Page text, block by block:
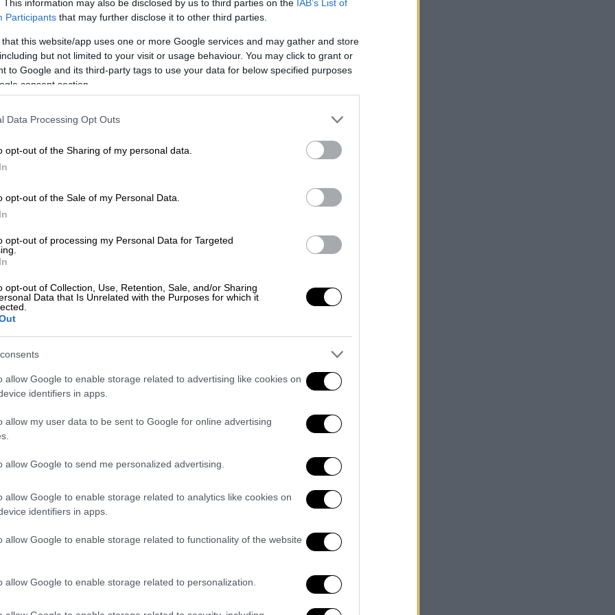
This information may also be disclosed by us to third parties on the IAB’s List of
Participants that may further disclose it to other third parties.
that this website/app uses one or more Google services and may gather and store
but not limited to your visit or usage behaviour. You may click to grant or
to Google and its third-party tags to use your data for below specified purposes
consent section.
Data Processing Opt Outs
opt-out of the Sharing of my personal data.
opt-out of the Sale of my Personal Data.
opt-out of processing my Personal Data for Targeted
opt-out of Collection, Use, Retention, Sale, and/or Sharing
Data that Is Unrelated with the Purposes for which it
allow Google to enable storage related to advertising like cookies on
identifiers in apps.
allow my user data to be sent to Google for online advertising
allow Google to send me personalized advertising.
allow Google to enable storage related to analytics like cookies on
identifiers in apps.
allow Google to enable storage related to functionality of the website
allow Google to enable storage related to personalization.
της δεύτερης που πραγματοποιεί στην
ο Στάρμερ θα συναντηθεί με τον
(23:30 ώρα Ελλάδας).
για να συζητήσουμε την Ουκρανία και
ο ίδιος.
κυβέρνηση ανακοίνωσε την
το Ισραήλ, εκτιμώντας ότι υπάρχει
του διεθνούς ανθρωπιστικού
μέσο Politico, οι ΗΠΑ ρώτησαν
να αλλάξει γνώμη. Η απάντηση: εκεχειρία
στο επίκεντρο των συνομιλιών των δύο
διαβεβαίωσε ότι οι ΗΠΑ
να χρησιμοποιήσει πιο μεγάλου
Ρωσία.
Βρετανίας, Άντονι Μπλίνκεν και
επίσκεψη στο Κίεβο την Τετάρτη: «Θα
κυρίως σε ό,τι αφορά τα μέσα που
αποτελεσματικά έναντι της ρωσικής
Πολωνία.
στο Κίεβο να πλήττει ρωσικούς στόχους
και κάποιους στόχους που
επιχειρήσεις της Ρωσίας σε μεθοριακές